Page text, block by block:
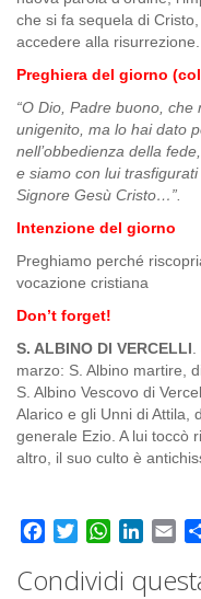
che si fa sequela di
accedere alla risurrezione.
Preghiera del giorno
“O Dio, Padre buono, che
unigenito, ma lo hai dato
nell’obbedienza della
e siamo con lui
Signore Gesù Cristo…”.
Intenzione del giorno
Preghiamo perché
vocazione cristiana
Don’t forget!
S. ALBINO DI VERCELLI
marzo: S. Albino martire,
S. Albino Vescovo di
Alarico e gli Unni di Attila,
generale Ezio. A lui toccò
altro, il suo culto è
FacebookTwitterWhatsApp
Condividi